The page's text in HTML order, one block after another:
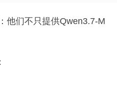
他们不只提供Qwen3.7-M